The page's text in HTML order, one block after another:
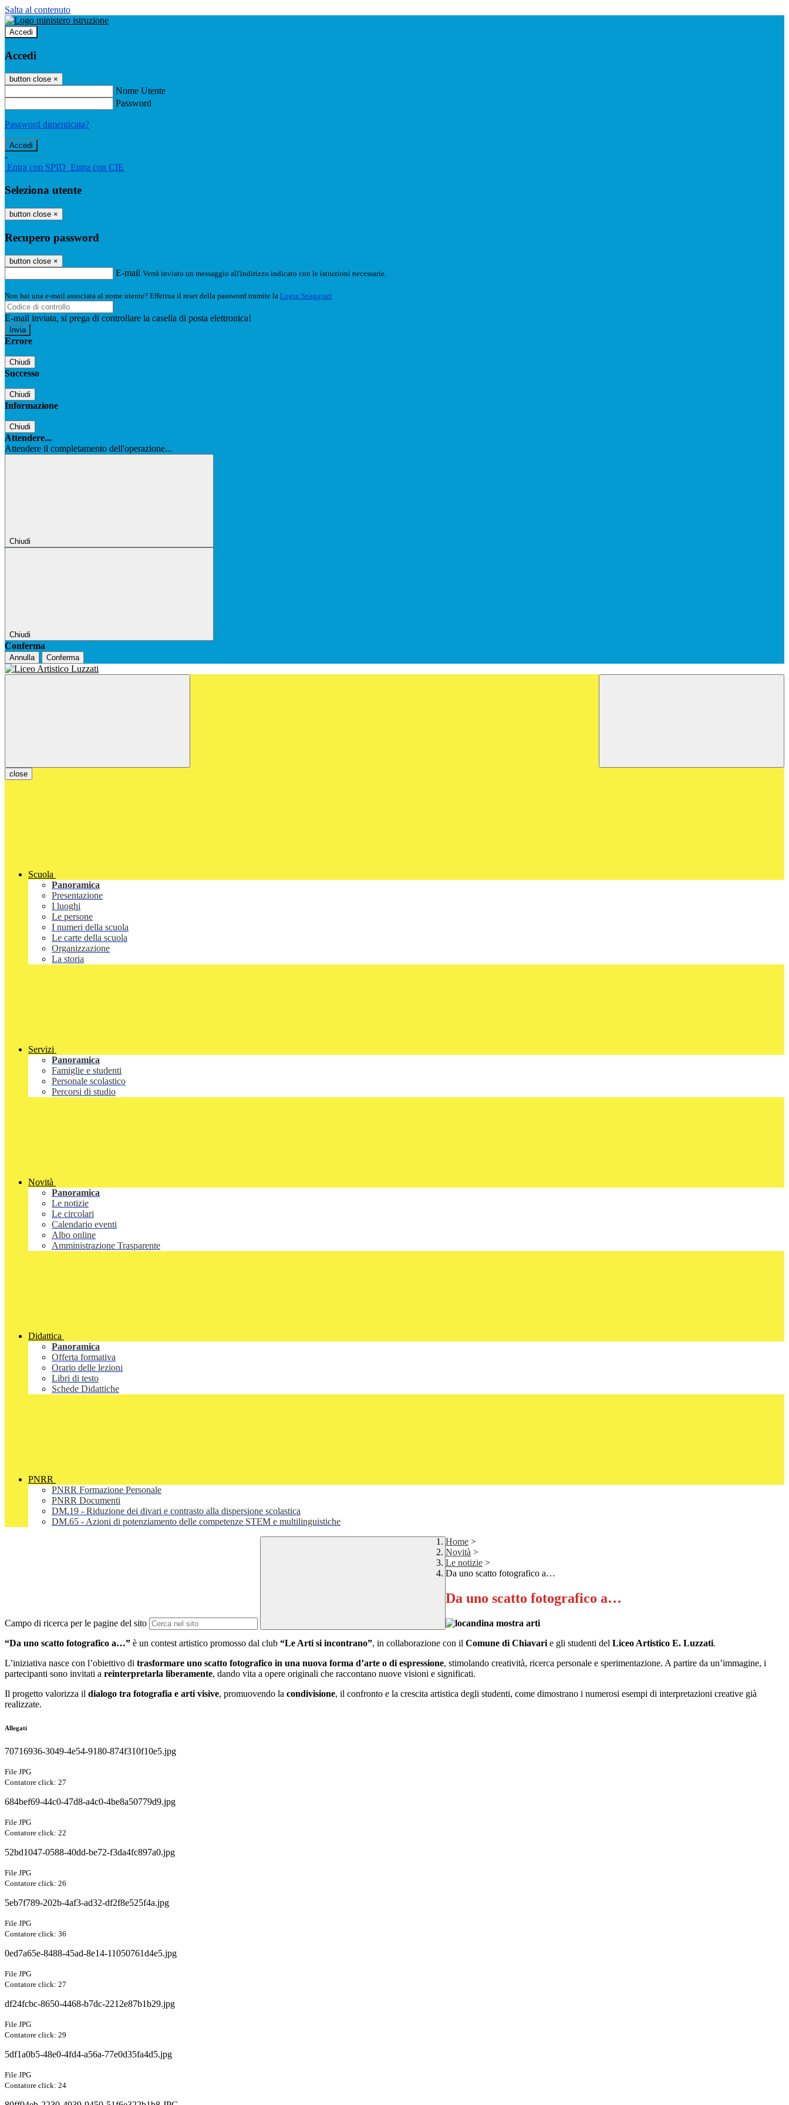
Salta al contenuto
Accedi
Accedi
button close ×
Nome Utente
Password
Password dimenticata?
-
Entra con SPID Entra con CIE
Seleziona utente
button close ×
Recupero password
button close ×
E-mail Verrà inviato un messaggio all'indirizzo indicato con le istruzioni necessarie.
Non hai una e-mail associata al nome utente? Effettua il reset della password tramite la Login Spaggiari
E-mail inviata, si prega di controllare la casella di posta elettronica!
Errore
Chiudi
Successo
Chiudi
Informazione
Chiudi
Attendere...
Attendere il completamento dell'operazione...
Chiudi
Chiudi
Conferma
Annulla Conferma
close
Scuola
Panoramica
Presentazione
I luoghi
Le persone
I numeri della scuola
Le carte della scuola
Organizzazione
La storia
Servizi
Panoramica
Famiglie e studenti
Personale scolastico
Percorsi di studio
Novità
Panoramica
Le notizie
Le circolari
Calendario eventi
Albo online
Amministrazione Trasparente
Didattica
Panoramica
Offerta formativa
Orario delle lezioni
Libri di testo
Schede Didattiche
PNRR
PNRR Formazione Personale
PNRR Documenti
DM.19 - Riduzione dei divari e contrasto alla dispersione scolastica
DM.65 - Azioni di potenziamento delle competenze STEM e multilinguistiche
Campo di ricerca per le pagine del sito
Home >
Novità >
Le notizie >
Da uno scatto fotografico a…
Da uno scatto fotografico a…
“Da uno scatto fotografico a…” è un contest artistico promosso dal club “Le Arti si incontrano”, in collaborazione con il Comune di Chiavari e gli studenti del Liceo Artistico E. Luzzati.
L’iniziativa nasce con l’obiettivo di trasformare uno scatto fotografico in una nuova forma d’arte o di espressione, stimolando creatività, ricerca personale e sperimentazione. A partire da un’immagine, i
partecipanti sono invitati a reinterpretarla liberamente, dando vita a opere originali che raccontano nuove visioni e significati.
Il progetto valorizza il dialogo tra fotografia e arti visive, promuovendo la condivisione, il confronto e la crescita artistica degli studenti, come dimostrano i numerosi esempi di interpretazioni creative già
realizzate.
Allegati
70716936-3049-4e54-9180-874f310f10e5.jpg
File JPG
Contatore click: 27
684bef69-44c0-47d8-a4c0-4be8a50779d9.jpg
File JPG
Contatore click: 22
52bd1047-0588-40dd-be72-f3da4fc897a0.jpg
File JPG
Contatore click: 26
5eb7f789-202b-4af3-ad32-df2f8e525f4a.jpg
File JPG
Contatore click: 36
0ed7a65e-8488-45ad-8e14-11050761d4e5.jpg
File JPG
Contatore click: 27
df24fcbc-8650-4468-b7dc-2212e87b1b29.jpg
File JPG
Contatore click: 29
5df1a0b5-48e0-4fd4-a56a-77e0d35fa4d5.jpg
File JPG
Contatore click: 24